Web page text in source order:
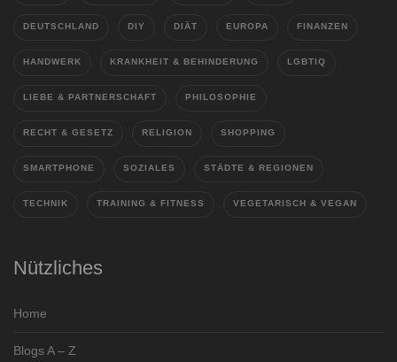
DEUTSCHLAND DIY DIÄT EUROPA FINANZEN
HANDWERK KRANKHEIT & BEHINDERUNG LGBTIQ
LIEBE & PARTNERSCHAFT PHILOSOPHIE
RECHT & GESETZ RELIGION SHOPPING
SMARTPHONE SOZIALES STÄDTE & REGIONEN
TECHNIK TRAINING & FITNESS VEGETARISCH & VEGAN
Nützliches
Home
Blogs A – Z